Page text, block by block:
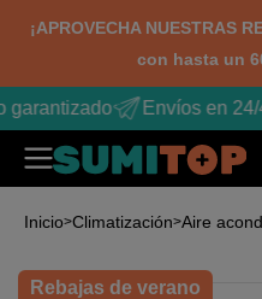
¡APROVECHA NUESTRAS
con hasta un
Envíos en 24/
Inicio Climatización Aire
Rebajas de verano